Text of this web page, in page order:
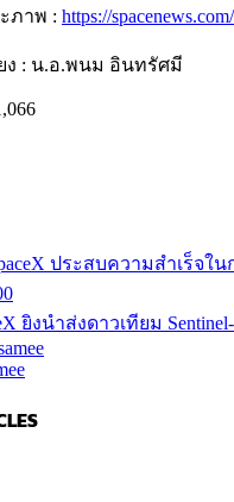
ภาพ : https://spacenews.com/
ง : น.อ.พนม อินทรัศมี
ประสบความสำเร็จใ
ยิงนำส่งดาวเทียม